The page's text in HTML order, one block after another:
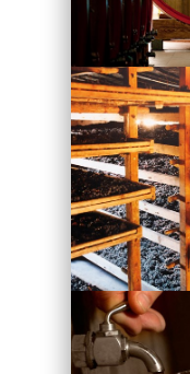
Visita